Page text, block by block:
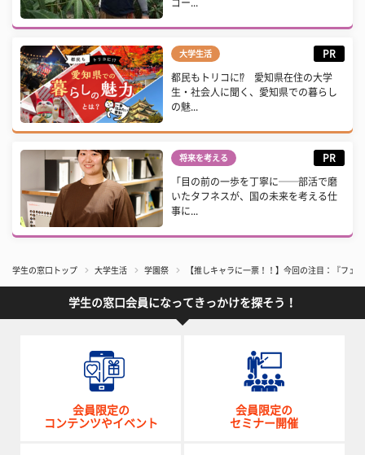
ゴー...
大学生活 PR
都民もトリコに⁉ 愛知県在住の大学
生・社会人に聞く、愛知県での暮らし
の魅...
将来を考える PR
「目の前の一歩を丁寧に──部活で磨
いたタフネスが、国の未来を考える仕
事に...
学生の窓口トップ 大学生活 学園祭 【推しキャラに一票！！】今回の注目：『フェ
学生の窓口会員になってきっかけを探そう！
会員限定の
コンテンツやイベント
会員限定の
セミナー開催